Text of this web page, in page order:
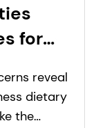
for
reveal
dietary
the